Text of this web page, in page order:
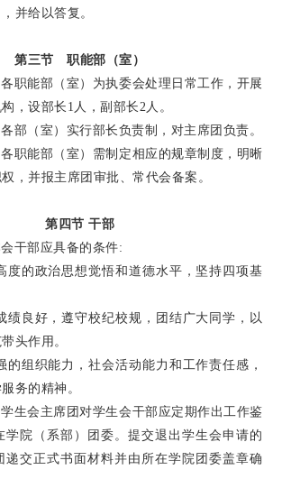
并给以答复。
第三节 职能部（室）
职能部（室）为执委会处理日常工作，开展
，设部长1人，副部长2人。
部（室）实行部长负责制，对主席团负责。
职能部（室）需制定相应的规章制度，明晰
，并报主席团审批、常代会备案。
第四节 干部
干部应具备的条件:
度的政治思想觉悟和道德水平，坚持四项基
绩良好，遵守校纪校规，团结广大同学，以
头作用。
的组织能力，社会活动能力和工作责任感，
务的精神。
生会主席团对学生会干部应定期作出工作鉴
学院（系部）团委。提交退出学生会申请的
递交正式书面材料并由所在学院团委盖章确